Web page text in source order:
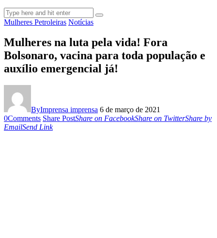
Mulheres Petroleiras Notícias
Mulheres na luta pela vida! Fora
Bolsonaro, vacina para toda população e
auxílio emergencial já!
ByImprensa imprensa 6 de março de 2021
0Comments Share PostShare on FacebookShare on TwitterShare by
EmailSend Link